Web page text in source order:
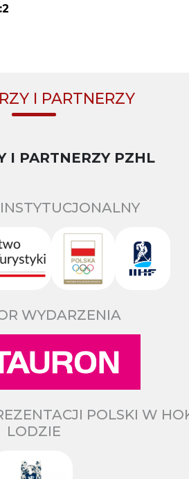
I PARTNERZY
I PARTNERZY PZHL
WYDARZENIA
POLSKI W
LODZIE